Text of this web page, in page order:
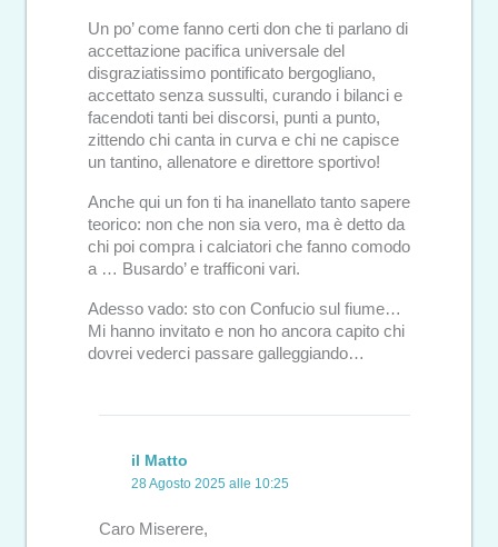
Un po’ come fanno certi don che ti parlano di
accettazione pacifica universale del
disgraziatissimo pontificato bergogliano,
accettato senza sussulti, curando i bilanci e
facendoti tanti bei discorsi, punti a punto,
zittendo chi canta in curva e chi ne capisce
un tantino, allenatore e direttore sportivo!
Anche qui un fon ti ha inanellato tanto sapere
teorico: non che non sia vero, ma è detto da
chi poi compra i calciatori che fanno comodo
a … Busardo’ e trafficoni vari.
Adesso vado: sto con Confucio sul fiume…
Mi hanno invitato e non ho ancora capito chi
dovrei vederci passare galleggiando…
il Matto
28 Agosto 2025 alle 10:25
Caro Miserere,